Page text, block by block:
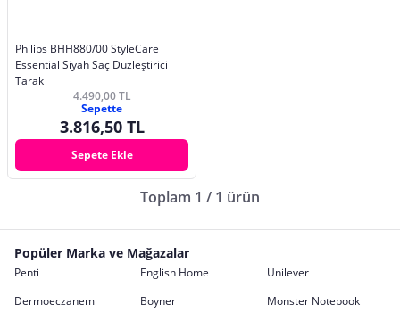
Philips BHH880/00 StyleCare
Essential Siyah Saç Düzleştirici
Tarak
4.490,00 TL
Sepette
3.816,50 TL
Sepete Ekle
Toplam 1 / 1 ürün
Popüler Marka ve Mağazalar
Penti English Home
Unilever
Dermoeczanem
Boyner
Monster Notebook